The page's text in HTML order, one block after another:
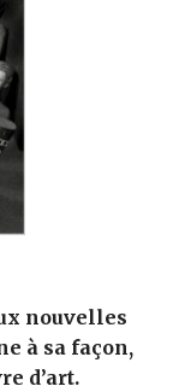
nouvelles
à sa façon,
d’art.